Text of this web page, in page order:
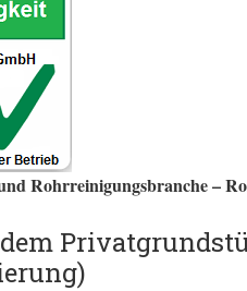
Rohrreinigungsbranche –